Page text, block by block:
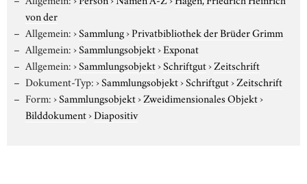
von der
Allgemein:›Sammlung›Privatbibliothek der Brüder Grimm
Allgemein:›Sammlungsobjekt›Exponat
Allgemein:›Sammlungsobjekt›Schriftgut›Zeitschrift
Dokument-Typ:›Sammlungsobjekt›Schriftgut›Zeitschrift
Form:›Sammlungsobjekt›Zweidimensionales Objekt›
Bilddokument›Diapositiv